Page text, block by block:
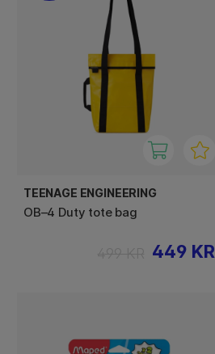
TEENAGE ENGINEERING
OB–4 Duty tote bag
449 KR